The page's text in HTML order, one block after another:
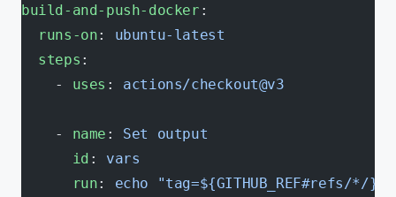
build-and-push-docker :
  runs-on
: ubuntu-latest
  steps
:
    -
uses : actions/checkout@v3
    -
name : Set output
      id
: vars
      run
: echo "tag=${GITHUB_REF#refs/*/}"